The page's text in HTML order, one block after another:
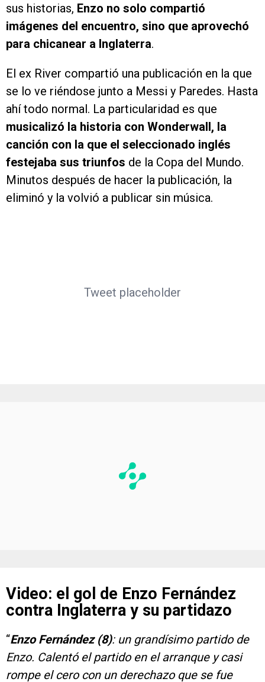
sus historias, Enzo no solo compartió
imágenes del encuentro, sino que aprovechó
para chicanear a Inglaterra.
El ex River compartió una publicación en la que
se lo ve riéndose junto a Messi y Paredes. Hasta
ahí todo normal. La particularidad es que
musicalizó la historia con Wonderwall, la
canción con la que el seleccionado inglés
festejaba sus triunfos de la Copa del Mundo.
Minutos después de hacer la publicación, la
eliminó y la volvió a publicar sin música.
Tweet placeholder
Video: el gol de Enzo Fernández
contra Inglaterra y su partidazo
“Enzo Fernández (8): un grandísimo partido de
Enzo. Calentó el partido en el arranque y casi
rompe el cero con un derechazo que se fue